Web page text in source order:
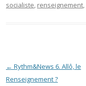
socialiste, renseignement,
Navigation des articles
← Rythm&News 6. Allô, le
Renseignement ?